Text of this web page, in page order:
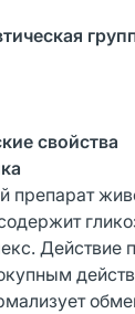
свойства
препарат
Действие